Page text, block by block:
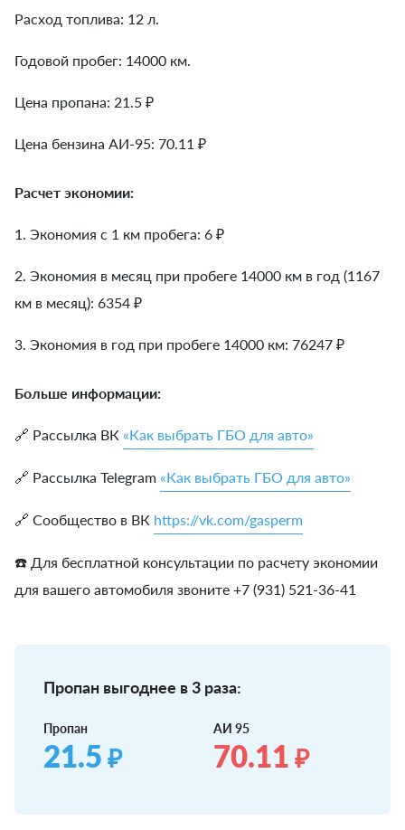
Расход топлива: 12 л.
Годовой пробег: 14000 км.
Цена пропана: 21.5 ₽
Цена бензина АИ-95: 70.11 ₽
Расчет экономии:
1. Экономия с 1 км пробега: 6 ₽
2. Экономия в месяц при пробеге 14000 км в год (1167
км в месяц): 6354 ₽
3. Экономия в год при пробеге 14000 км: 76247 ₽
Больше информации:
🔗 Рассылка ВК «Как выбрать ГБО для авто»
🔗 Рассылка Telegram «Как выбрать ГБО для авто»
🔗 Сообщество в ВК https://vk.com/gasperm
☎️ Для бесплатной консультации по расчету экономии
для вашего автомобиля звоните +7 (931) 521-36-41
Пропан выгоднее в 3 раза:
Пропан
21.5 ₽
АИ 95
70.11 ₽